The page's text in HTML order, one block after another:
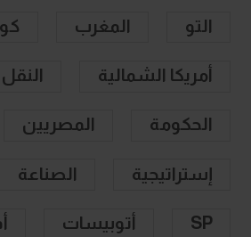
التو المغرب
أمريكا الشمالية النقل
الحكومة المصريين
إستراتيجية الصناعة
SP أتوبيسات